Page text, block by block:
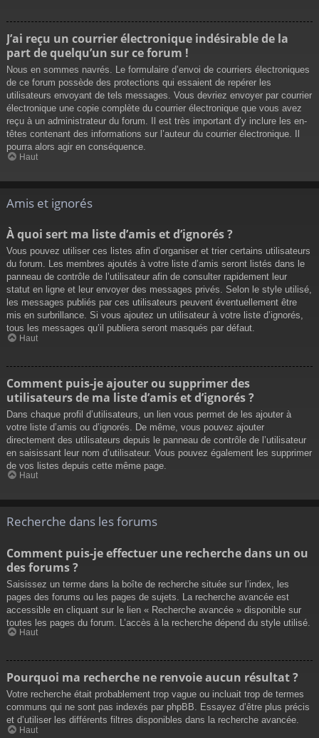
J’ai reçu un courrier électronique indésirable de la
part de quelqu’un sur ce forum !
Nous en sommes navrés. Le formulaire d’envoi de courriers électroniques
de ce forum possède des protections qui essaient de repérer les
utilisateurs envoyant de tels messages. Vous devriez envoyer par courrier
électronique une copie complète du courrier électronique que vous avez
reçu à un administrateur du forum. Il est très important d’y inclure les en-
têtes contenant des informations sur l’auteur du courrier électronique. Il
pourra alors agir en conséquence.
Haut
Amis et ignorés
À quoi sert ma liste d’amis et d’ignorés ?
Vous pouvez utiliser ces listes afin d’organiser et trier certains utilisateurs
du forum. Les membres ajoutés à votre liste d’amis seront listés dans le
panneau de contrôle de l’utilisateur afin de consulter rapidement leur
statut en ligne et leur envoyer des messages privés. Selon le style utilisé,
les messages publiés par ces utilisateurs peuvent éventuellement être
mis en surbrillance. Si vous ajoutez un utilisateur à votre liste d’ignorés,
tous les messages qu’il publiera seront masqués par défaut.
Haut
Comment puis-je ajouter ou supprimer des
utilisateurs de ma liste d’amis et d’ignorés ?
Dans chaque profil d’utilisateurs, un lien vous permet de les ajouter à
votre liste d’amis ou d’ignorés. De même, vous pouvez ajouter
directement des utilisateurs depuis le panneau de contrôle de l’utilisateur
en saisissant leur nom d’utilisateur. Vous pouvez également les supprimer
de vos listes depuis cette même page.
Haut
Recherche dans les forums
Comment puis-je effectuer une recherche dans un ou
des forums ?
Saisissez un terme dans la boîte de recherche située sur l’index, les
pages des forums ou les pages de sujets. La recherche avancée est
accessible en cliquant sur le lien « Recherche avancée » disponible sur
toutes les pages du forum. L’accès à la recherche dépend du style utilisé.
Haut
Pourquoi ma recherche ne renvoie aucun résultat ?
Votre recherche était probablement trop vague ou incluait trop de termes
communs qui ne sont pas indexés par phpBB. Essayez d’être plus précis
et d’utiliser les différents filtres disponibles dans la recherche avancée.
Haut